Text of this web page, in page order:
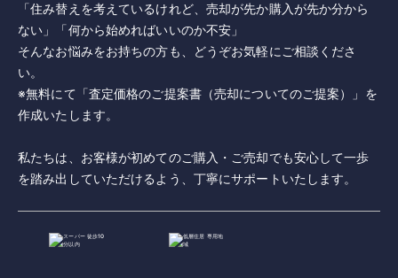
「住み替えを考えているけれど、売却が先か購入が先か分から
ない」「何から始めればいいのか不安」
そんなお悩みをお持ちの方も、どうぞお気軽にご相談くださ
い。
※無料にて「査定価格のご提案書（売却についてのご提案）」を
作成いたします。
私たちは、お客様が初めてのご購入・ご売却でも安心して一歩
を踏み出していただけるよう、丁寧にサポートいたします。